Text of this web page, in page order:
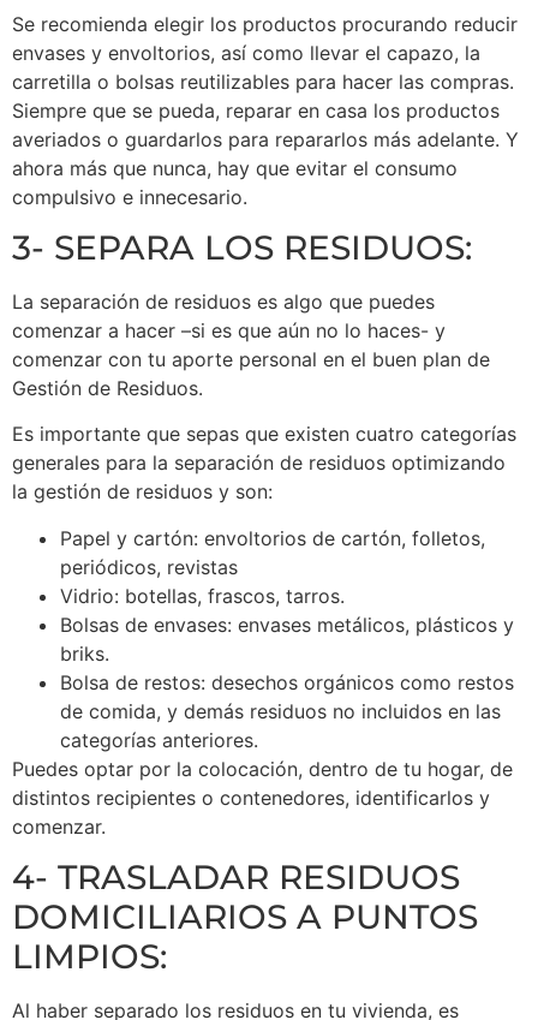
Se recomienda elegir los productos procurando reducir
envases y envoltorios, así como llevar el capazo, la
carretilla o bolsas reutilizables para hacer las compras.
Siempre que se pueda, reparar en casa los productos
averiados o guardarlos para repararlos más adelante. Y
ahora más que nunca, hay que evitar el consumo
compulsivo e innecesario.
3- SEPARA LOS RESIDUOS:
La separación de residuos es algo que puedes
comenzar a hacer –si es que aún no lo haces- y
comenzar con tu aporte personal en el buen plan de
Gestión de Residuos.
Es importante que sepas que existen cuatro categorías
generales para la separación de residuos optimizando
la gestión de residuos y son:
Papel y cartón: envoltorios de cartón, folletos,
periódicos, revistas
Vidrio: botellas, frascos, tarros.
Bolsas de envases: envases metálicos, plásticos y
briks.
Bolsa de restos: desechos orgánicos como restos
de comida, y demás residuos no incluidos en las
categorías anteriores.
Puedes optar por la colocación, dentro de tu hogar, de
distintos recipientes o contenedores, identificarlos y
comenzar.
4- TRASLADAR RESIDUOS
DOMICILIARIOS A PUNTOS
LIMPIOS:
Al haber separado los residuos en tu vivienda, es